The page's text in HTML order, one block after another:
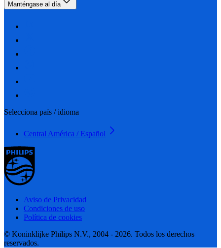
Manténgase al día
Selecciona país / idioma
Central América / Español
Aviso de Privacidad
Condiciones de uso
Política de cookies
© Koninklijke Philips N.V., 2004 - 2026. Todos los derechos
reservados.